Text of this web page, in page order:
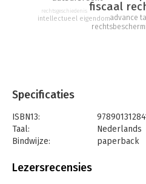
heel een wezenlijke constatering
onderwerp.
fiscaal
advance
intellectueel eigendom
rechtsgeschiedenis
Specificaties
ISBN13:
Taal:
Nederlands
Bindwijze:
paperback
Uitgever:
Lezersrecensies